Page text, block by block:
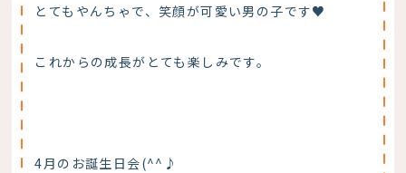
とてもやんちゃで、笑顔が可愛い男の子です♥
これからの成長がとても楽しみです。
4月のお誕生日会(^^♪